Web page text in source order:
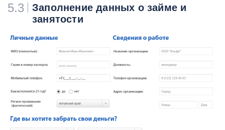
5.3
Заполнение данных о займе и
занятости